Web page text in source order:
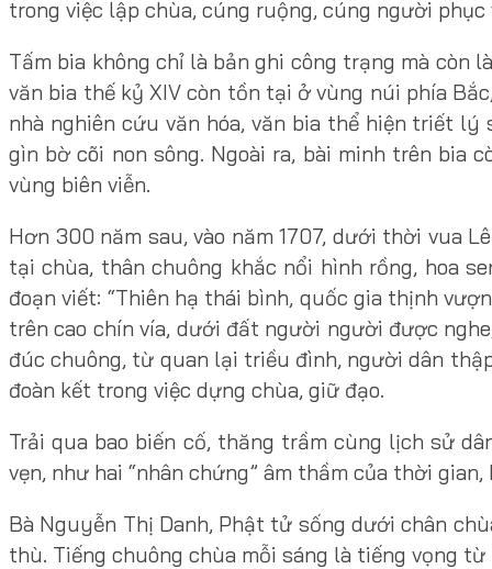
trong việc lập chùa, cúng ruộng, cúng người phục
Tấm bia không chỉ là bản ghi công trạng mà
văn bia thế kỷ XIV còn tồn tại ở vùng núi phía
nhà nghiên cứu văn hóa, văn bia thể hiện triết
gìn bờ cõi non sông. Ngoài ra, bài minh trên bia
vùng biên viễn.
Hơn 300 năm sau, vào năm 1707, dưới thời vua
tại chùa, thân chuông khắc nổi hình rồng, hoa
đoạn viết: “Thiên hạ thái bình, quốc gia thịnh
trên cao chín vía, dưới đất người người được
đúc chuông, từ quan lại triều đình, người dân
đoàn kết trong việc dựng chùa, giữ đạo.
Trải qua bao biến cố, thăng trầm cùng lịch sử
vẹn, như hai “nhân chứng” âm thầm của thời
Bà Nguyễn Thị Danh, Phật tử sống dưới chân
thù. Tiếng chuông chùa mỗi sáng là tiếng vọng